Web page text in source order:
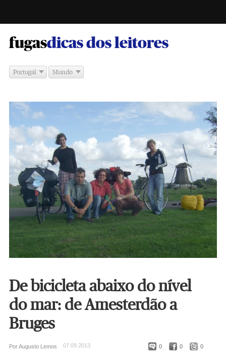
fugas -
dicas dos leitores
Portugal Mundo
De bicicleta abaixo do nível
do mar: de Amesterdão a
Bruges
0 0 0
Por Augusto Lemos 07.09.2013